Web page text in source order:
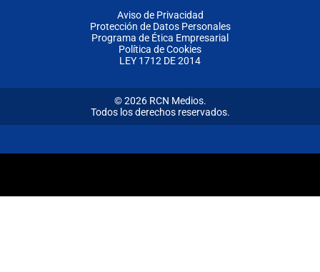
Aviso de Privacidad
Protección de Datos Personales
Programa de Ética Empresarial
Política de Cookies
LEY 1712 DE 2014
© 2026 RCN Medios.
Todos los derechos reservados.